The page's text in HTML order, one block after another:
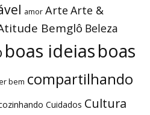
amor Arte Arte &
Bemglô Beleza
boas ideiasboas
bem compartilhando
Cuidados Cultura